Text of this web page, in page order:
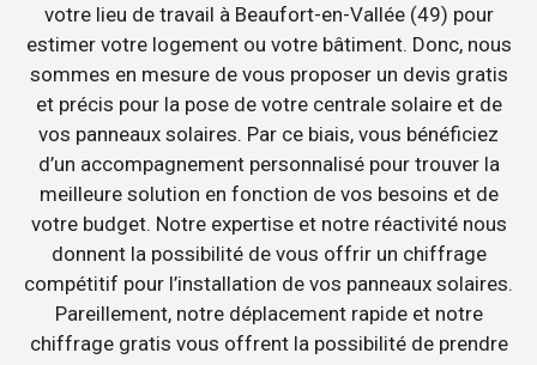
votre lieu de travail à Beaufort-en-Vallée (49) pour
estimer votre logement ou votre bâtiment. Donc, nous
sommes en mesure de vous proposer un devis gratis
et précis pour la pose de votre centrale solaire et de
vos panneaux solaires. Par ce biais, vous bénéficiez
d’un accompagnement personnalisé pour trouver la
meilleure solution en fonction de vos besoins et de
votre budget. Notre expertise et notre réactivité nous
donnent la possibilité de vous offrir un chiffrage
compétitif pour l’installation de vos panneaux solaires.
Pareillement, notre déplacement rapide et notre
chiffrage gratis vous offrent la possibilité de prendre